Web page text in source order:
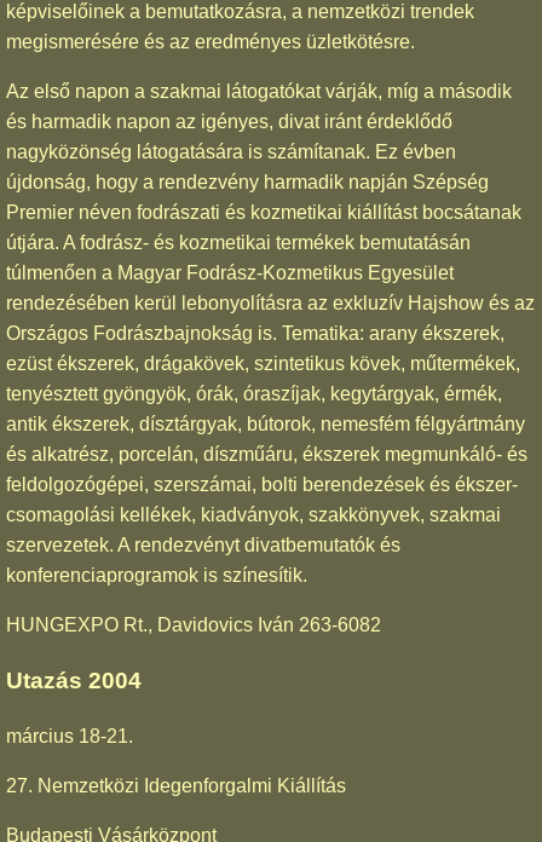
képviselőinek a bemutatkozásra, a nemzetközi trendek
megismerésére és az eredményes üzletkötésre.
Az első napon a szakmai látogatókat várják, míg a második
és harmadik napon az igényes, divat iránt érdeklődő
nagyközönség látogatására is számítanak. Ez évben
újdonság, hogy a rendezvény harmadik napján Szépség
Premier néven fodrászati és kozmetikai kiállítást bocsátanak
útjára. A fodrász- és kozmetikai termékek bemutatásán
túlmenően a Magyar Fodrász-Kozmetikus Egyesület
rendezésében kerül lebonyolításra az exkluzív Hajshow és az
Országos Fodrászbajnokság is. Tematika: arany ékszerek,
ezüst ékszerek, drágakövek, szintetikus kövek, műtermékek,
tenyésztett gyöngyök, órák, óraszíjak, kegytárgyak, érmék,
antik ékszerek, dísztárgyak, bútorok, nemesfém félgyártmány
és alkatrész, porcelán, díszműáru, ékszerek megmunkáló- és
feldolgozógépei, szerszámai, bolti berendezések és ékszer-
csomagolási kellékek, kiadványok, szakkönyvek, szakmai
szervezetek. A rendezvényt divatbemutatók és
konferenciaprogramok is színesítik.
HUNGEXPO Rt., Davidovics Iván 263-6082
Utazás 2004
március 18-21.
27. Nemzetközi Idegenforgalmi Kiállítás
Budapesti Vásárközpont